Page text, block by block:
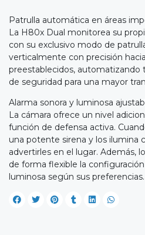
Patrulla automática en áreas
La H80x Dual monitorea su
con su exclusivo modo de
verticalmente con precisión
preestablecidos, automatizando
de seguridad para una mayor
Alarma sonora y luminosa
La cámara ofrece un nivel
función de defensa activa.
una potente sirena y los ilumina
advertirles en el lugar. Además,
de forma flexible la
luminosa según sus preferencias.